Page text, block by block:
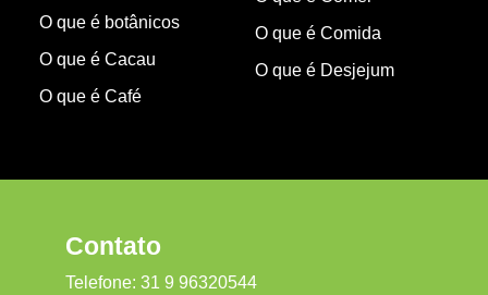
O que é botânicos
O que é Cacau
O que é Café
O que é Comida
O que é Desjejum
Contato
Telefone: 31 9 96320544